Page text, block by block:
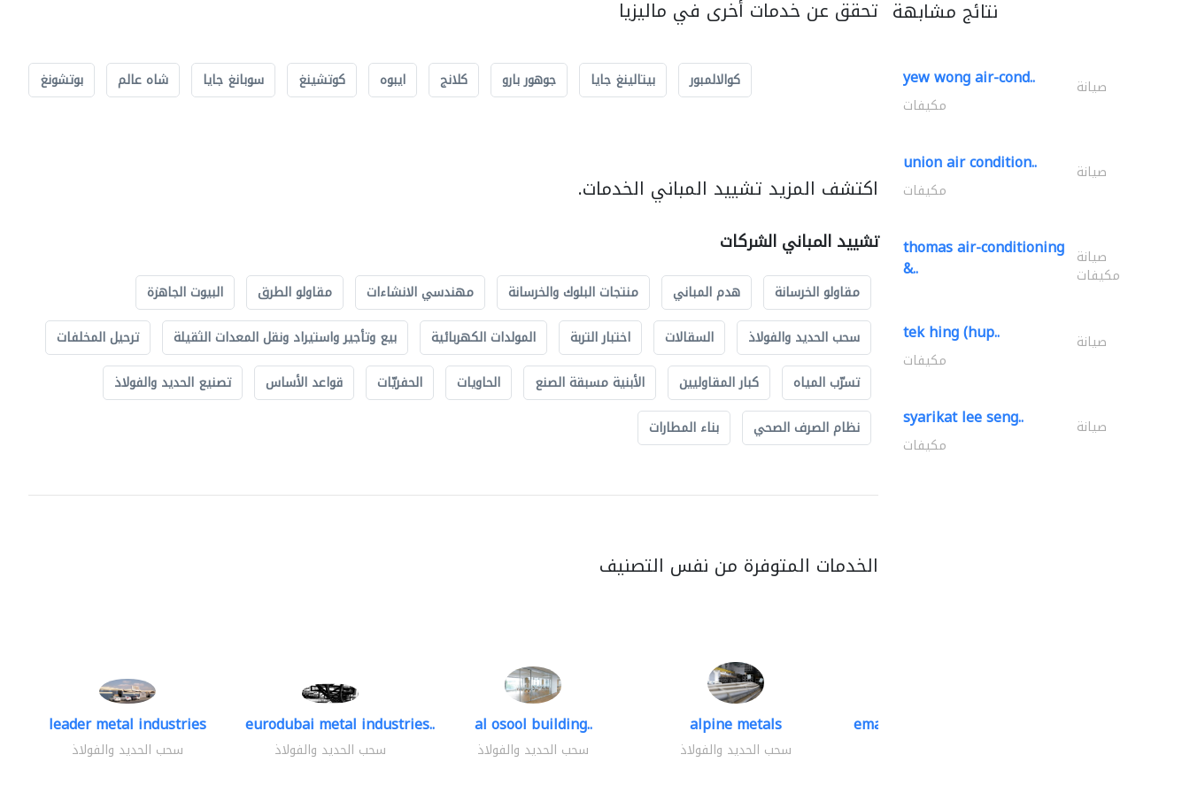
تحقق عن خدمات أخرى في ماليزيا
كوالالمبور بيتالينغ جايا جوهور بارو كلانج ايبوه كوتشينغ سوبانغ جايا شاه عالم بوتشونغ
اكتشف المزيد تشييد المباني الخدمات.
تشييد المباني الشركات
مقاولو الخرسانة هدم المباني منتجات البلوك والخرسانة مهندسي الانشاءات مقاولو الطرق
البيوت الجاهزة
سحب الحديد والفولاذ
السقالات اختبار التربة المولدات الكهربائية بيع وتأجير واستيراد ونقل المعدات الثقيلة
ترحيل المخلفات
تسرّب المياه
كبار المقاوليين الأبنية مسبقة الصنع الحاويات الحفريّات قواعد الأساس
تصنيع الحديد والفولاذ
نظام الصرف الصحي
بناء المطارات
الخدمات المتوفرة من نفس التصنيف
leader metal industries
سحب الحديد والفولاذ
eurodubai metal industries..
سحب الحديد والفولاذ
al osool building..
سحب الحديد والفولاذ
alpine metals
سحب الحديد والفولاذ
emanco constructions contracting
نتائج مشابهة
yew wong air-cond.. صيانة
مكيفات
union air condition.. صيانة
مكيفات
thomas air-conditioning
&.. صيانة
مكيفات
tek hing (hup.. صيانة
مكيفات
syarikat lee seng.. صيانة
مكيفات